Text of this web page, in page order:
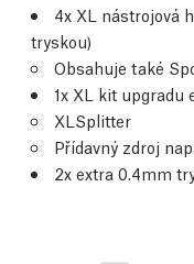
4x XL nástrojová
tryskou)
Obsahuje také
1x XL kit upgradu
XLSplitter
Přídavný zdroj
2x extra 0.4mm